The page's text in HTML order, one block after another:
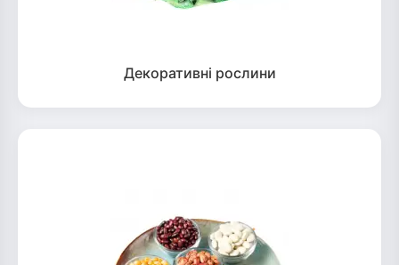
Декоративні рослини